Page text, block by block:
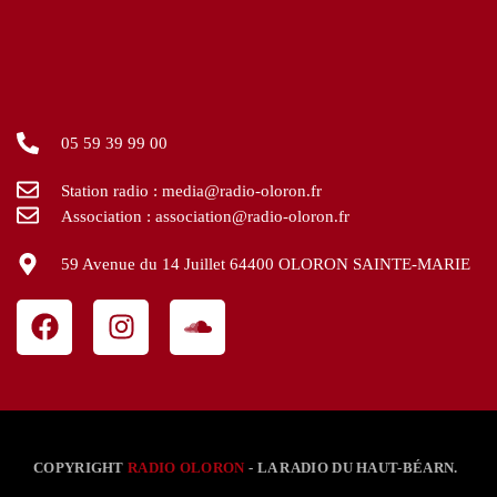
05 59 39 99 00
Station radio : media@radio-oloron.fr
Association : association@radio-oloron.fr
59 Avenue du 14 Juillet 64400 OLORON SAINTE-MARIE
COPYRIGHTRADIO OLORON - LA RADIO DU HAUT-BÉARN.